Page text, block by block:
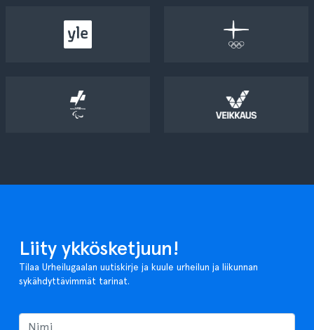
Liity ykkösketjuun!
Tilaa Urheilugaalan uutiskirje ja kuule urheilun ja liikunnan
sykähdyttävimmät tarinat.